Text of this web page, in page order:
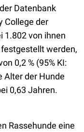
Datenbank
College der
1.802 von ihnen
werden,
0,2 % (95% KI:
Alter der Hunde
0,63 Jahren.
Rassehunde eine